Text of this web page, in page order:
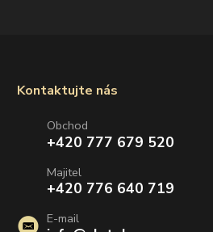
Kontaktujte nás
Obchod
+420 777 679 520
Majitel
+420 776 640 719
E-mail